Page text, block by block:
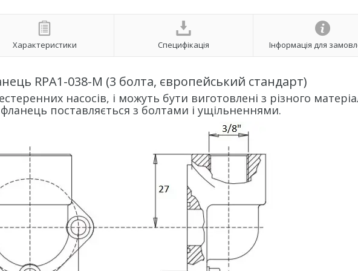
Характеристики Специфікація Інформація для
RPA1-038-M (3 болта, європейський стандарт)
насосів, і можуть бути виготовлені з різного
фланець поставляється з болтами і ущільненнями.